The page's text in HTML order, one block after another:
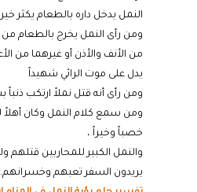
النمل يدخل داره بالطعام يكثر خير
ومن رأى النمل يخرج بالطعام من
من الأنف والأذن أو غيرهما من
يدل على موت الرائي شهيداً
ومن رأى أنه قتل نملاً ارتكب
ومن سمع كلام النمل وكان أهلاً
خصباً وخيراً ،
والنمل الكبير للمحاربين
يريدون السفر تعبهم وخسرانهم.